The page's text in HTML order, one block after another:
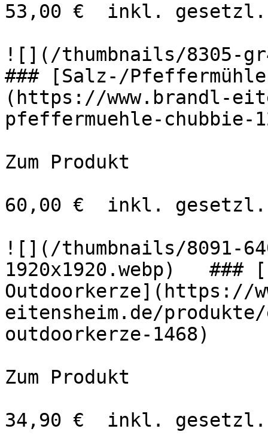
53,00 €  inkl.
![](/thumbnails/8305-
### [Salz-/
(https://www.brandl-
pfeffermuehle-chubbie-
Zum Produkt
60,00 €  inkl.
![](/thumbnails/8091-
1920x1920.webp)
Outdoorkerze](https://
eitensheim.de/
outdoorkerze-1468)
Zum Produkt
34,90 €  inkl.